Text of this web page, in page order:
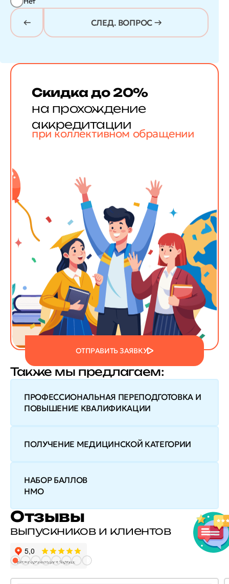
СЛЕД. ВОПРОС →
Скидка до 20%
на прохождение
аккредитации
при коллективном обращении
ОТПРАВИТЬ ЗАЯВКУ
Также мы предлагаем:
ПРОФЕССИОНАЛЬНАЯ ПЕРЕПОДГОТОВКА И
ПОВЫШЕНИЕ КВАЛИФИКАЦИИ
ПОЛУЧЕНИЕ МЕДИЦИНСКОЙ КАТЕГОРИИ
НАБОР БАЛЛОВ
НМО
Отзывы
выпускников и клиентов